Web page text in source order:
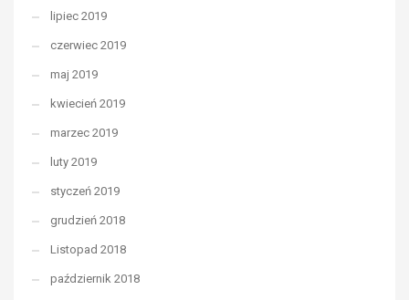
lipiec 2019
czerwiec 2019
maj 2019
kwiecień 2019
marzec 2019
luty 2019
styczeń 2019
grudzień 2018
Listopad 2018
październik 2018